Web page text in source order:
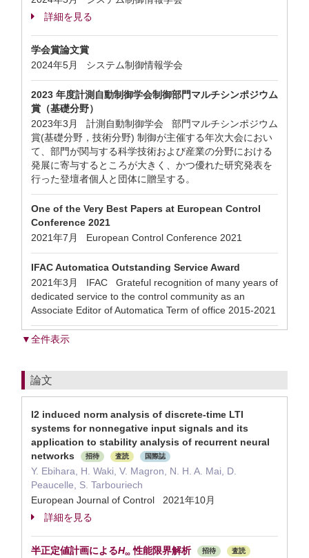
詳細を見る
学会賞論文賞
2024年5月 システム制御情報学会
2023 年度計測自動制御学会制御部門マルチシンポジウム
賞（基礎分野）
2023年3月 計測自動制御学会 部門マルチシンポジウム
賞(基礎分野，技術分野) 制御が主催する年次大会におい
て、部門が関与する科学技術および産業の分野における
発展に寄与するところが大きく、かつ優れた研究発表を
行った登壇者個人と団体に贈呈する。
One of the Very Best Papers at European Control
Conference 2021
2021年7月 European Control Conference 2021
IFAC Automatica Outstanding Service Award
2021年3月 IFAC Grateful recognition of many years of
dedicated service to the control community as an
Associate Editor of Automatica Term of office 2015-2021
▼全件表示
論文
l2 induced norm analysis of discrete-time LTI
systems for nonnegative input signals and its
application to stability analysis of recurrent neural
networks
招待 査読 国際誌
Y. Ebihara, H. Waki, V. Magron, N. H. A. Mai, D.
Peaucelle, S. Tarbouriech
European Journal of Control 2021年10月
詳細を見る
半正定値計画によるH∞ 性能限界解析 招待 査読